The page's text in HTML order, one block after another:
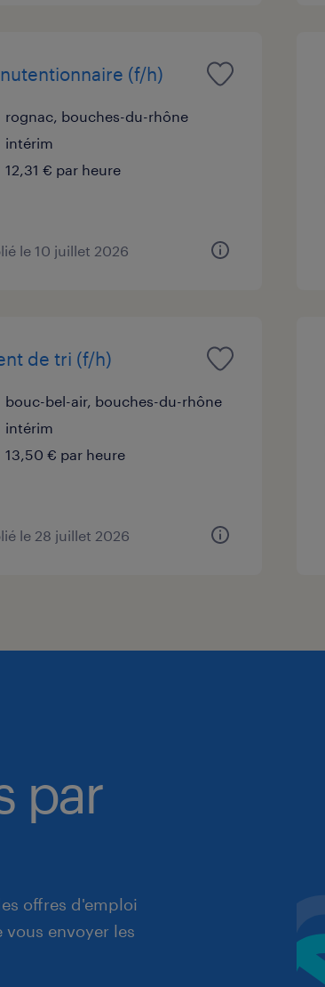
(f/h)
rognac, bouches-du-rhône
intérim
12,31 € par heure
le 10 juillet 2026
de tri (f/h)
bouc-bel-air, bouches-du-rhône
intérim
13,50 € par heure
le 28 juillet 2026
par
offres d'emploi
envoyer les